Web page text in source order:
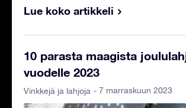
Lue koko artikkeli
10 parasta maagista
vuodelle 2023
Vinkkejä ja lahjoja - 7 marraskuun 2023